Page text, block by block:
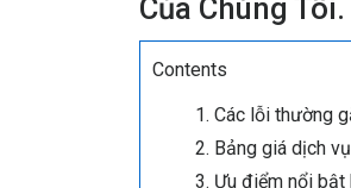
Của Chúng Tôi.
Contents
Các lỗi thường
Bảng giá dịch
Ưu điểm nổi